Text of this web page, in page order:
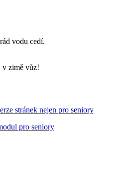
vodu cedí.
v zimě vůz!
stránek nejen pro seniory